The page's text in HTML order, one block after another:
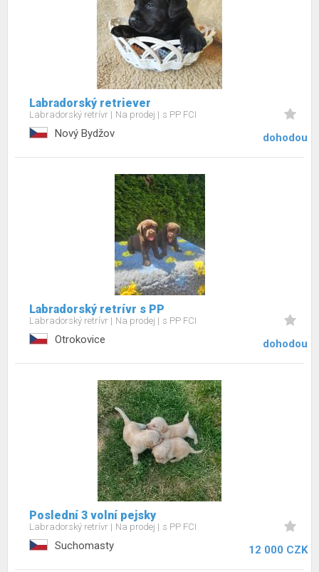
Labradorský retriever
Labradorský retrívr Na prodej s PP FCI
Nový Bydžov dohodou
Labradorský retrívr s PP
Labradorský retrívr Na prodej s PP FCI
Otrokovice dohodou
Poslední 3 volní pejsky
Labradorský retrívr Na prodej s PP FCI
Suchomasty 12 000 CZK